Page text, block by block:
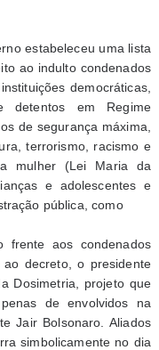
estabeleceu uma lista
ao indulto condenados
democráticas,
detentos em Regime
de segurança máxima,
terrorismo, racismo e
mulher (Lei Maria da
e adolescentes e
pública, como
frente aos condenados
decreto, o presidente
Dosimetria, projeto que
de envolvidos na
Jair Bolsonaro. Aliados
simbolicamente no dia